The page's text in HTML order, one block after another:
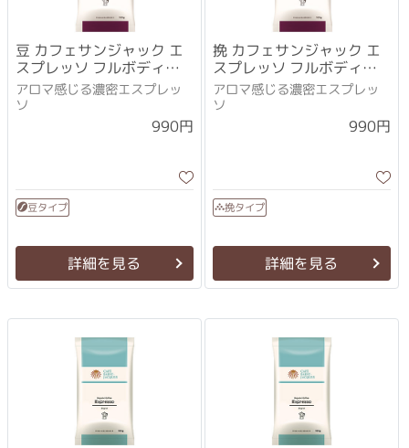
豆 カフェサンジャック エ
スプレッソ フルボディ
100g
アロマ感じる濃密エスプレッ
ソ
990円
豆タイプ
詳細を見る
挽 カフェサンジャック エ
スプレッソ フルボディ
100g
アロマ感じる濃密エスプレッ
ソ
990円
挽タイプ
詳細を見る